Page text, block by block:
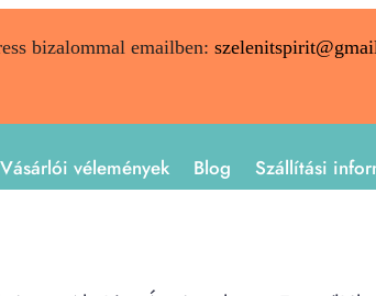
bizalommal emailben:
Vásárlói vélemények Blog Szállítási